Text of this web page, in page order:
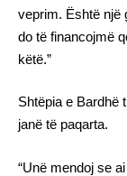
veprim. Është një
do të financojmë
këtë.”
Shtëpia e Bardhë
janë të paqarta.
“Unë mendoj se